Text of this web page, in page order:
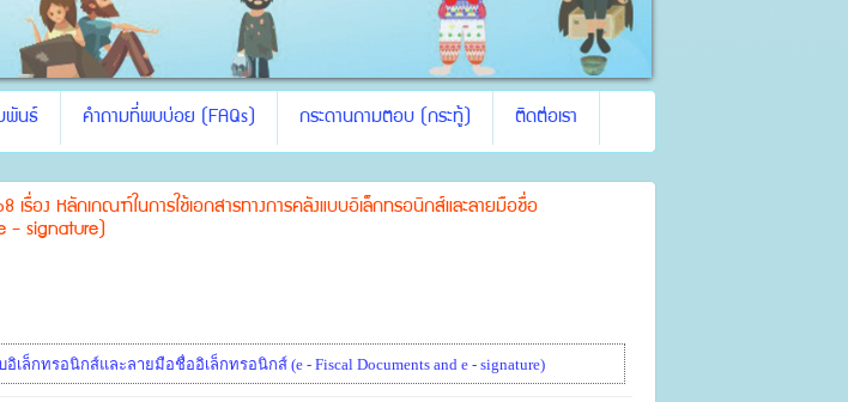
พันธ์ คำถามที่พบบ่อย (FAQs) กระดานถามตอบ (กระทู้) ติดต่อเรา
อง หลักเกณฑ์ในการใช้เอกสารทางการคลังแบบอิเล็กทรอนิกส์และลายมือชื่อ
- signature)
ล็กทรอนิกส์และลายมือชื่ออิเล็กทรอนิกส์ (e - Fiscal Documents and e - signature)